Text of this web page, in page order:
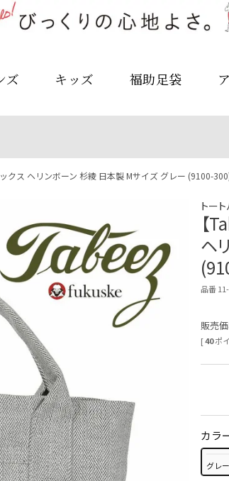
ズ キッズ 福助足袋
クス ヘリンボーン 杉綾 日本製 Mサイズ グレー (9100-
トー
【
ヘ
品番
[40ポ
販売
カラ
グレー